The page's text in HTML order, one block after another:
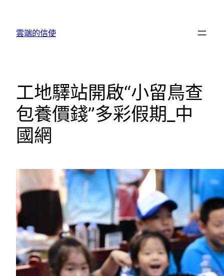
雲端的信使
工地驛站開啟“小留鳥查
包養價錢”多彩假期_中
國網